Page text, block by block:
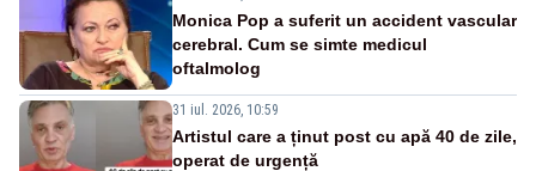
Monica Pop a suferit un accident vascular
cerebral. Cum se simte medicul
oftalmolog
31 iul. 2026, 10:59
Artistul care a ținut post cu apă 40 de zile,
operat de urgență